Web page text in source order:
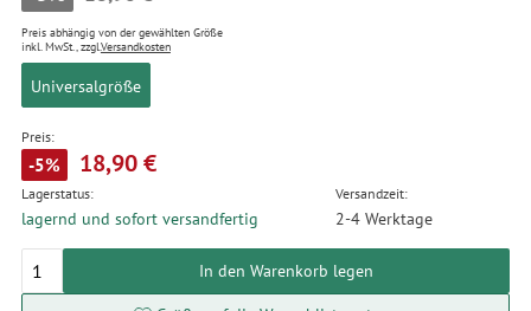
Preis abhängig von der gewählten Größe
inkl. MwSt., zzgl.Versandkosten
Universalgröße
Preis:
-5% 18,90 €
Lagerstatus:
lagernd und sofort versandfertig
Versandzeit:
2-4 Werktage
In den Warenkorb legen